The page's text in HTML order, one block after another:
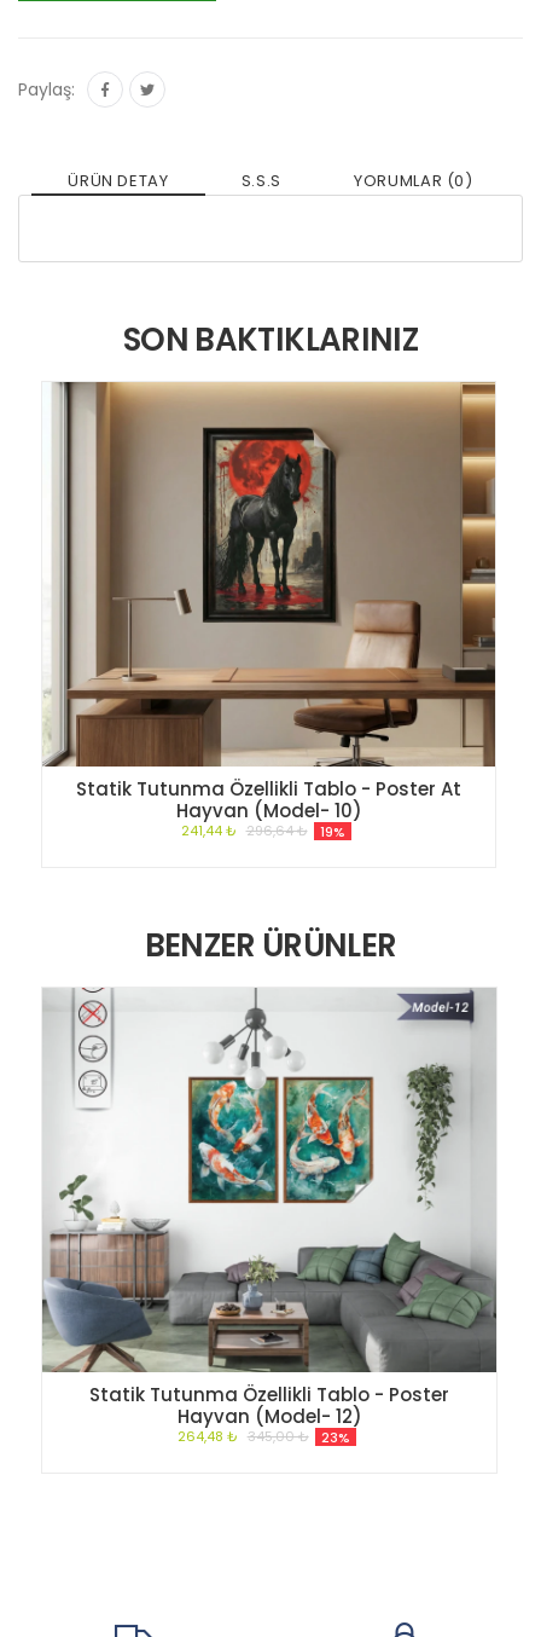
Paylaş:
ÜRÜN DETAY S.S.S YORUMLAR (0)
SON BAKTIKLARINIZ
Statik Tutunma Özellikli Tablo - Poster At
Hayvan (Model- 10)
241,44 ₺ 296,64 ₺ 19%
BENZER ÜRÜNLER
Statik Tutunma Özellikli Tablo - Poster
Hayvan (Model- 12)
264,48 ₺ 345,00 ₺ 23%